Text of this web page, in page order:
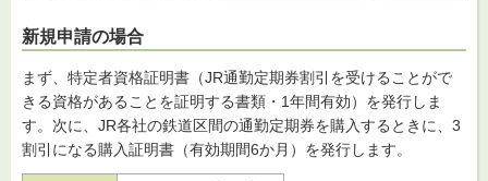
新規申請の場合
まず、特定者資格証明書（JR通勤定期券割引を受けることがで
きる資格があることを証明する書類・1年間有効）を発行しま
す。次に、JR各社の鉄道区間の通勤定期券を購入するときに、3
割引になる購入証明書（有効期間6か月）を発行します。